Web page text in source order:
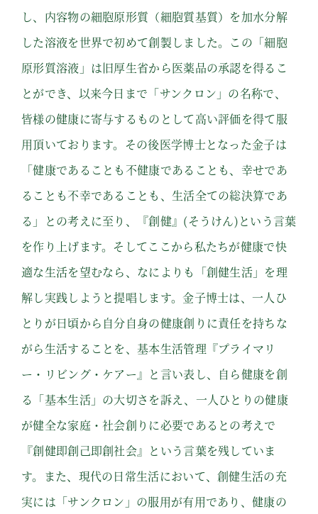
し、内容物の細胞原形質（細胞質基質）を加⽔分解
した溶液を世界で初めて創製しました。 この「細胞
原形質溶液」は旧厚⽣省から医薬品の承認を得るこ
とができ、以来今⽇まで「サンクロン」の名称で、
皆様の健康に寄与するものとして⾼い評価を得て服
⽤頂いております。その後医学博士となった⾦⼦は
「健康であることも不健康であることも、幸せであ
ることも不幸であることも、⽣活全ての総決算であ
る」との考えに至り、『創健』(そうけん)という言葉
を作り上げます。そしてここから私たちが健康で快
適な⽣活を望むなら、なによりも「創健⽣活」を理
解し実践しようと提唱します。⾦⼦博⼠は、⼀⼈ひ
とりが⽇頃から⾃分⾃⾝の健康創りに責任を持ちな
がら⽣活することを、基本⽣活管理『プライマリ
ー・リビング・ケアー』と⾔い表し、⾃ら健康を創
る「基本⽣活」の⼤切さを訴え、⼀⼈ひとりの健康
が健全な家庭・社会創りに必要であるとの考えで
『創健即創⼰即創社会』という⾔葉を残していま
す。また、現代の⽇常⽣活において、創健⽣活の充
実には「サンクロン」の服⽤が有⽤であり、健康の